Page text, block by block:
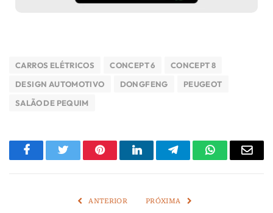
CARROS ELÉTRICOS CONCEPT 6
CONCEPT 8
DESIGN AUTOMOTIVO
DONGFENG
PEUGEOT
SALÃO DE PEQUIM
FacebookTwitterPinterestLinkedInTelegramWhatsApp
E-
ANTERIOR PRÓXIMA